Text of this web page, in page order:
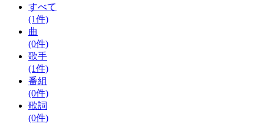
すべて
(1件)
曲
(0件)
歌手
(1件)
番組
(0件)
歌詞
(0件)